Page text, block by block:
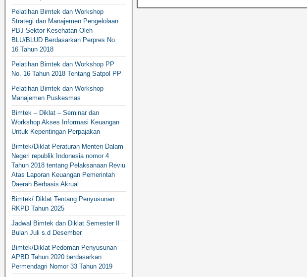
Pelatihan Bimtek dan Workshop
Strategi dan Manajemen Pengelolaan
PBJ Sektor Kesehatan Oleh
BLU/BLUD Berdasarkan Perpres No.
16 Tahun 2018
Pelatihan Bimtek dan Workshop PP
No. 16 Tahun 2018 Tentang Satpol PP
Pelatihan Bimtek dan Workshop
Manajemen Puskesmas
Bimtek – Diklat – Seminar dan
Workshop Akses Informasi Keuangan
Untuk Kepentingan Perpajakan
Bimtek/Diklat Peraturan Menteri Dalam
Negeri republik Indonesia nomor 4
Tahun 2018 tentang Pelaksanaan Reviu
Atas Laporan Keuangan Pemerintah
Daerah Berbasis Akrual
Bimtek/ Diklat Tentang Penyusunan
RKPD Tahun 2025
Jadwal Bimtek dan Diklat Semester II
Bulan Juli s.d Desember
Bimtek/Diklat Pedoman Penyusunan
APBD Tahun 2020 berdasarkan
Permendagri Nomor 33 Tahun 2019